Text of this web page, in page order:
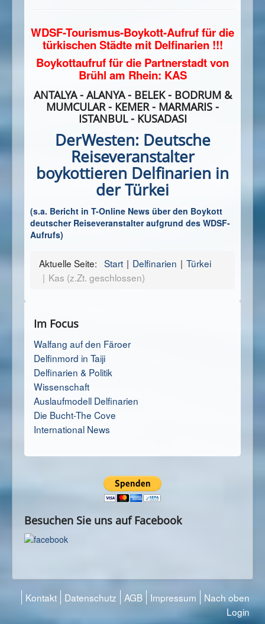
WDSF-Tourismus-Boykott-Aufruf für die
türkischen Städte mit Delfinarien !!!
Boykottaufruf für die Partnerstadt von
Brühl am Rhein: KAS
ANTALYA - ALANYA - BELEK - BODRUM &
MUMCULAR - KEMER - MARMARIS -
ISTANBUL - KUSADASI
DerWesten: Deutsche
Reiseveranstalter
boykottieren Delfinarien in
der Türkei
(s.a. Bericht in T-Online News über den Boykott
deutscher Reiseveranstalter aufgrund des WDSF-
Aufrufs)
Aktuelle Seite: Start Delfinarien
Türkei
Kas (z.Zt. geschlossen)
Im Focus
Walfang auf den Färoer
Delfinmord in Taiji
Delfinarien & Politik
Wissenschaft
Auslaufmodell Delfinarien
Die Bucht-The Cove
International News
Besuchen Sie uns auf Facebook
Nach oben
Impressum
AGB
Datenschutz
Kontakt
Login